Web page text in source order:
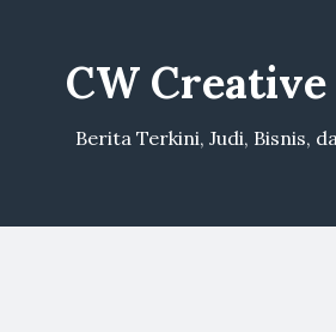
CW
Berita Terkini, Judi, Bisnis,